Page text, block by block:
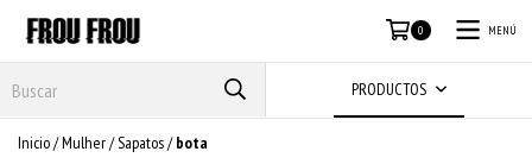
0 MENÚ
PRODUCTOS
Inicio/Mulher/Sapatos/ bota